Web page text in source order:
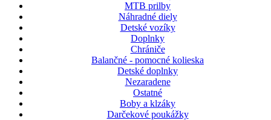
MTB prilby
Náhradné diely
Detské vozíky
Doplnky
Chrániče
Balančné - pomocné kolieska
Detské doplnky
Nezaradene
Ostatné
Boby a klzáky
Darčekové poukážky